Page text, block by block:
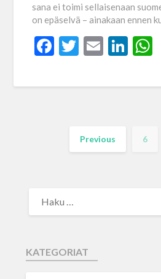
sana ei toimi sellaisenaan
on epäselvä – ainakaan ennen
Facebook
Twitter
Email
Previous 6
KATEGORIAT